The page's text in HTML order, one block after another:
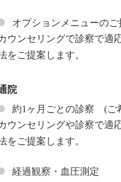
オプションメニューのご
ウンセリングで診察で適
をご提案します。
院
約1ヶ月ごとの診察 (ご
ウンセリングや診察で適
をご提案します。
経過観察・血圧測定